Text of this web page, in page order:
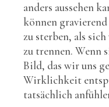
anders aussehen
können
zu sterben, als
zu trennen. Wenn
Bild, das wir uns
Wirklichkeit
tatsächlich